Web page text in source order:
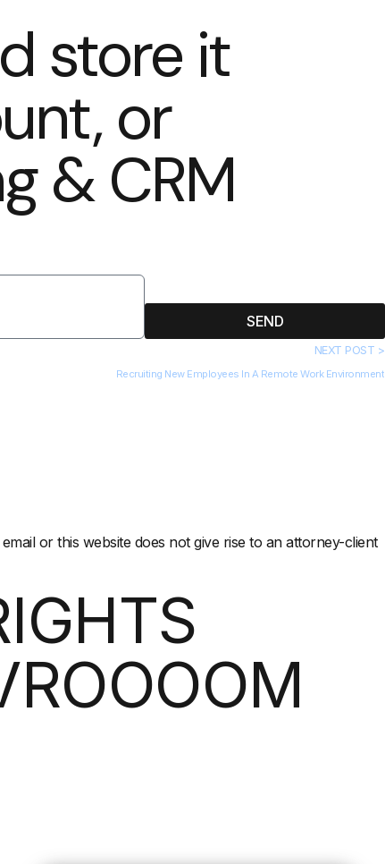
store it
or
& CRM
SEND
NEXT POST >
Recruiting New Employees In A Remote Work Environment
or this website does not give rise to an attorney-client